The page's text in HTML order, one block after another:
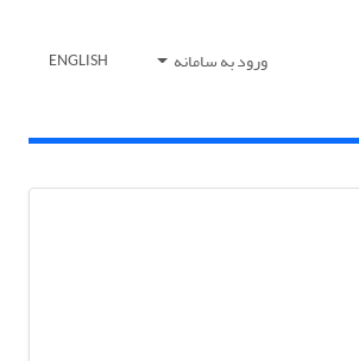
ورود به سامانه ENGLISH